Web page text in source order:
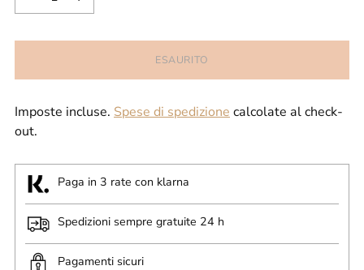
ESAURITO
Imposte incluse. Spese di spedizione calcolate al check-
out.
Paga in 3 rate con klarna
Spedizioni sempre gratuite 24 h
Pagamenti sicuri